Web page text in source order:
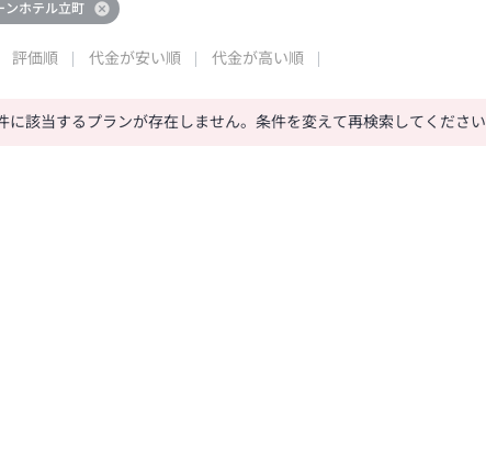
ンホテル立町
評価順 代金が安い順 代金が高い順
に該当するプランが存在しません。条件を変えて再検索してくださ